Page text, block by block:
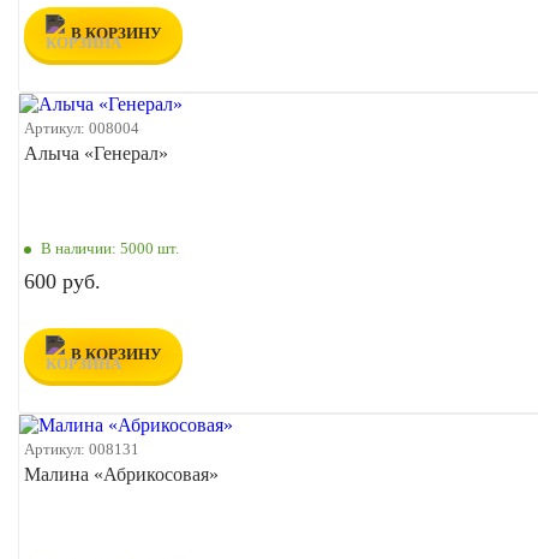
В КОРЗИНУ
Артикул: 008004
Алыча «Генерал»
В наличии: 5000 шт.
600 руб.
В КОРЗИНУ
Артикул: 008131
Малина «Абрикосовая»